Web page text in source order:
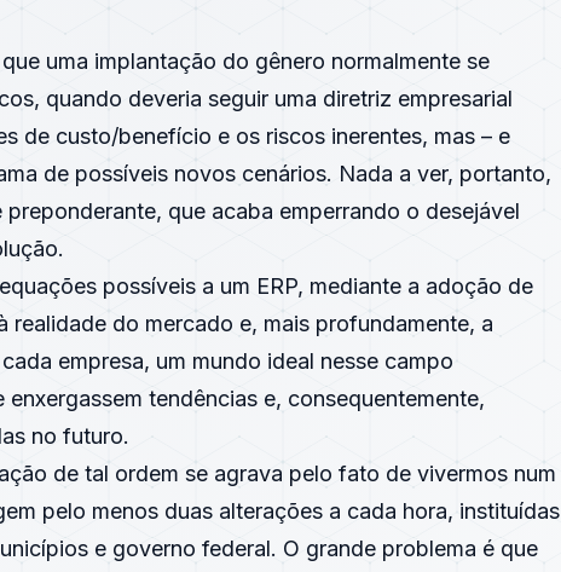
uma implantação do gênero normalmente se
quando deveria seguir uma diretriz empresarial
de custo/benefício e os riscos inerentes, mas – e
de possíveis novos cenários. Nada a ver, portanto,
que acaba emperrando o desejável
possíveis a um ERP, mediante a adoção de
realidade do mercado e, mais profundamente, a
empresa, um mundo ideal nesse campo
tendências e, consequentemente,
no futuro.
de tal ordem se agrava pelo fato de vivermos num
pelo menos duas alterações a cada hora, instituídas
e governo federal. O grande problema é que